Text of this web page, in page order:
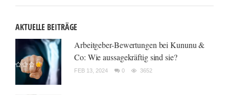
AKTUELLE BEITRÄGE
Arbeitgeber-Bewertungen bei Kununu &
Co: Wie aussagekräftig sind sie?
FEB 13, 2024 0 3652